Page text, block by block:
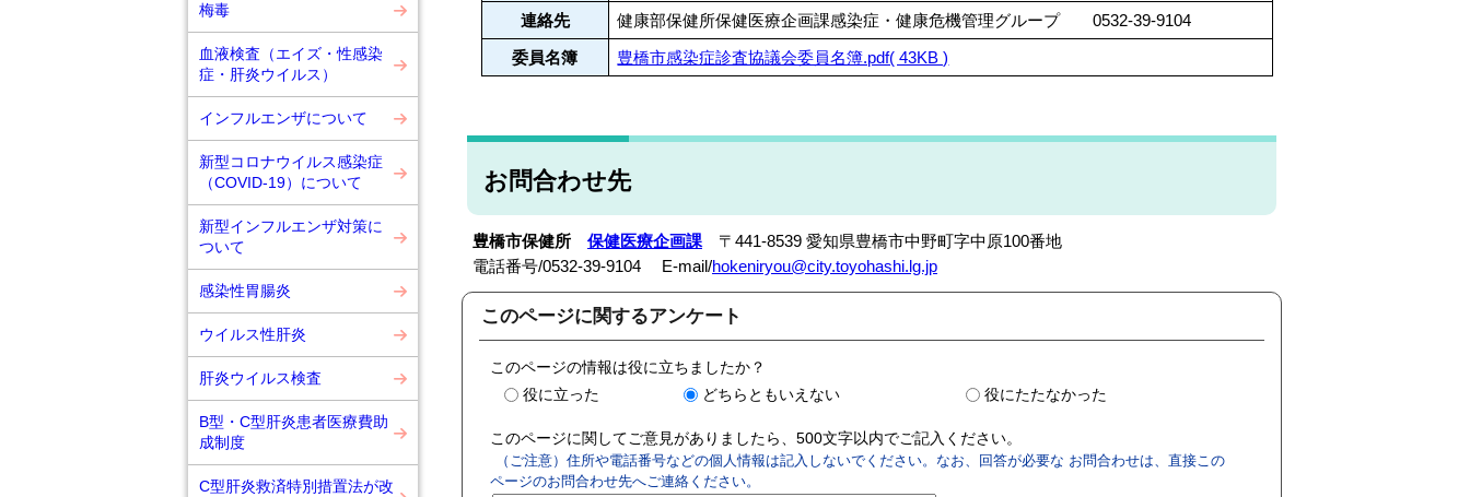
梅毒
血液検査（エイズ・性感染
症・肝炎ウイルス）
インフルエンザについて
新型コロナウイルス感染症
（COVID-19）について
新型インフルエンザ対策に
ついて
感染性胃腸炎
ウイルス性肝炎
肝炎ウイルス検査
B型・C型肝炎患者医療費助
成制度
C型肝炎救済特別措置法が改
連絡先
健康部保健所保健医療企画課感染症・健康危機管理グループ 0532-39-9104
委員名簿
豊橋市感染症診査協議会委員名簿.pdf( 43KB )
お問合わせ先
豊橋市保健所 保健医療企画課 〒441-8539 愛知県豊橋市中野町字中原100番地
電話番号/0532-39-9104 E-mail/hokeniryou@city.toyohashi.lg.jp
このページに関するアンケート
このページの情報は役に立ちましたか？
役に立った
どちらともいえない 役にたたなかった
このページに関してご意見がありましたら、500文字以内でご記入ください。
（ご注意）住所や電話番号などの個人情報は記入しないでください。なお、回答が必要な お問合わせは、直接この
ページのお問合わせ先へご連絡ください。